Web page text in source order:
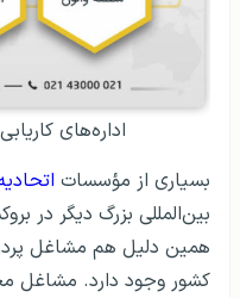
اداره‌های
بسیاری از مؤسسات
بین‌المللی بزرگ دیگر در
همین دلیل هم مشاغل
کشور وجود دارد. مشاغل